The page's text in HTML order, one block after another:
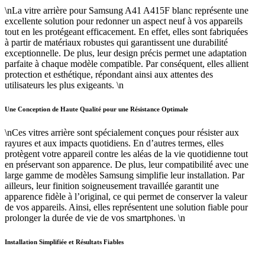
\nLa vitre arrière pour Samsung A41 A415F blanc représente une
excellente solution pour redonner un aspect neuf à vos appareils
tout en les protégeant efficacement. En effet, elles sont fabriquées
à partir de matériaux robustes qui garantissent une durabilité
exceptionnelle. De plus, leur design précis permet une adaptation
parfaite à chaque modèle compatible. Par conséquent, elles allient
protection et esthétique, répondant ainsi aux attentes des
utilisateurs les plus exigeants. \n
Une Conception de Haute Qualité pour une Résistance Optimale
\nCes vitres arrière sont spécialement conçues pour résister aux
rayures et aux impacts quotidiens. En d’autres termes, elles
protègent votre appareil contre les aléas de la vie quotidienne tout
en préservant son apparence. De plus, leur compatibilité avec une
large gamme de modèles Samsung simplifie leur installation. Par
ailleurs, leur finition soigneusement travaillée garantit une
apparence fidèle à l’original, ce qui permet de conserver la valeur
de vos appareils. Ainsi, elles représentent une solution fiable pour
prolonger la durée de vie de vos smartphones. \n
Installation Simplifiée et Résultats Fiables